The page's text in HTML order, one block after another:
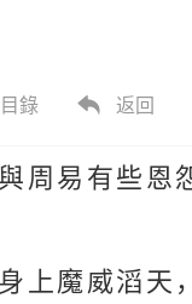
目錄 返回
周易有些恩
上魔威滔天